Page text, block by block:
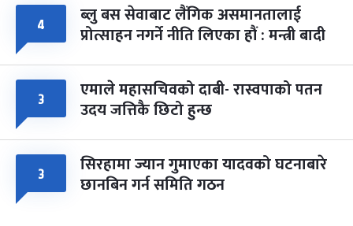
४ ब्लु बस सेवाबाट लैंगिक असमानतालाई
प्रोत्साहन नगर्ने नीति लिएका हौं : मन्त्री बादी
३ एमाले महासचिवको दाबी- रास्वपाको पतन
उदय जत्तिकै छिटो हुन्छ
३ सिरहामा ज्यान गुमाएका यादवको घटनाबारे
छानबिन गर्न समिति गठन